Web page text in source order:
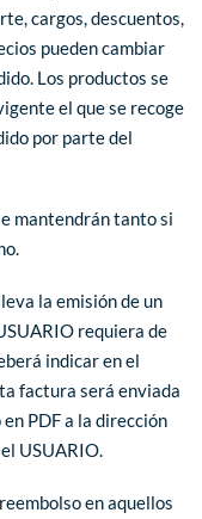
cargos, descuentos,
pueden cambiar
Los productos se
el que se recoge
por parte del
mantendrán tanto si
la emisión de un
requiera de
indicar en el
factura será enviada
PDF a la dirección
USUARIO.
en aquellos